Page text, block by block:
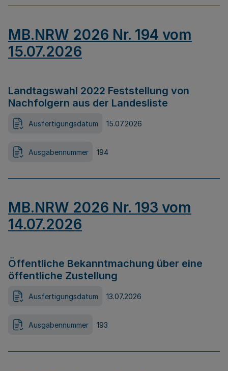
MB.NRW 2026 Nr. 194 vom
15.07.2026
Landtagswahl 2022 Feststellung von
Nachfolgern aus der Landesliste
Ausfertigungsdatum 15.07.2026
Ausgabennummer 194
MB.NRW 2026 Nr. 193 vom
14.07.2026
Öffentliche Bekanntmachung über eine
öffentliche Zustellung
Ausfertigungsdatum 13.07.2026
Ausgabennummer 193